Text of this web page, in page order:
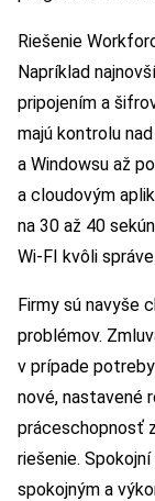
Riešenie
Napríklad
pripojením a
majú kontrolu
a Windowsu až
a cloudovým
na 30 až 40
Wi-FI kvôli
Firmy sú navyše
problémov.
v prípade
nové, nastavené
práceschopnosť
riešenie.
spokojným a